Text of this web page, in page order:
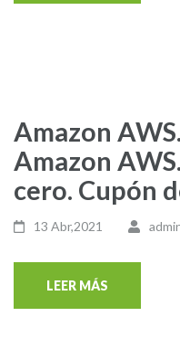
Amazon
Amazon
cero. Cupón
13 Abr,2021
LEER MÁS